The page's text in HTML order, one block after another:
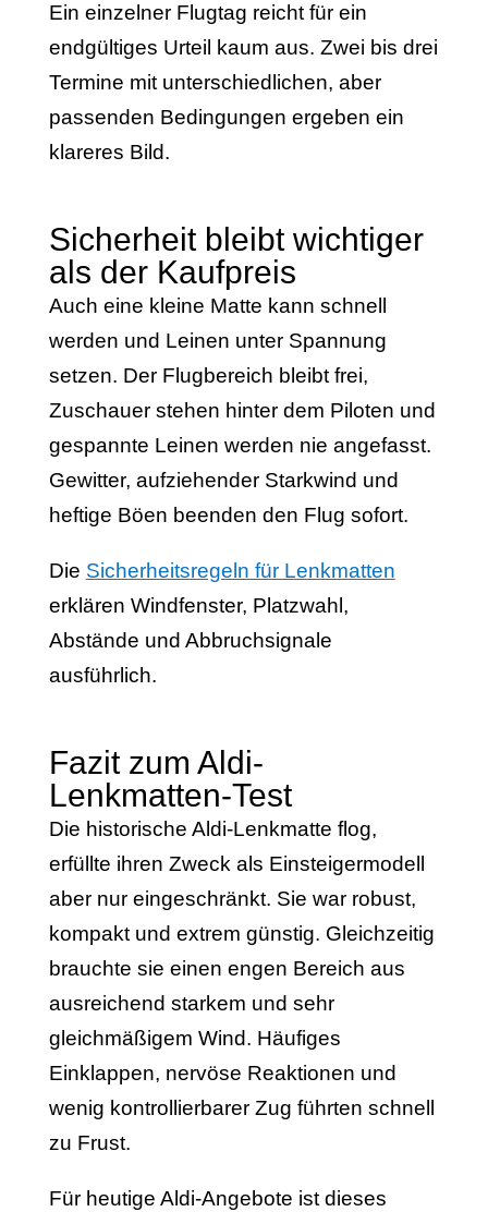
Ein einzelner Flugtag reicht für ein
endgültiges Urteil kaum aus. Zwei bis drei
Termine mit unterschiedlichen, aber
passenden Bedingungen ergeben ein
klareres Bild.
Sicherheit bleibt wichtiger
als der Kaufpreis
Auch eine kleine Matte kann schnell
werden und Leinen unter Spannung
setzen. Der Flugbereich bleibt frei,
Zuschauer stehen hinter dem Piloten und
gespannte Leinen werden nie angefasst.
Gewitter, aufziehender Starkwind und
heftige Böen beenden den Flug sofort.
Die Sicherheitsregeln für Lenkmatten
erklären Windfenster, Platzwahl,
Abstände und Abbruchsignale
ausführlich.
Fazit zum Aldi-
Lenkmatten-Test
Die historische Aldi-Lenkmatte flog,
erfüllte ihren Zweck als Einsteigermodell
aber nur eingeschränkt. Sie war robust,
kompakt und extrem günstig. Gleichzeitig
brauchte sie einen engen Bereich aus
ausreichend starkem und sehr
gleichmäßigem Wind. Häufiges
Einklappen, nervöse Reaktionen und
wenig kontrollierbarer Zug führten schnell
zu Frust.
Für heutige Aldi-Angebote ist dieses